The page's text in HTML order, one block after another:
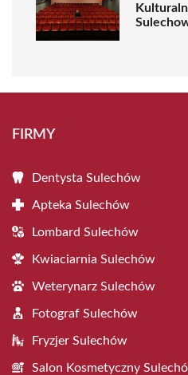
FIRMY
Dentysta Sulechów
Apteka Sulechów
Lombard Sulechów
Kwiaciarnia Sulechów
Weterynarz Sulechów
Fotograf Sulechów
Fryzjer Sulechów
Salon Kosmetyczny